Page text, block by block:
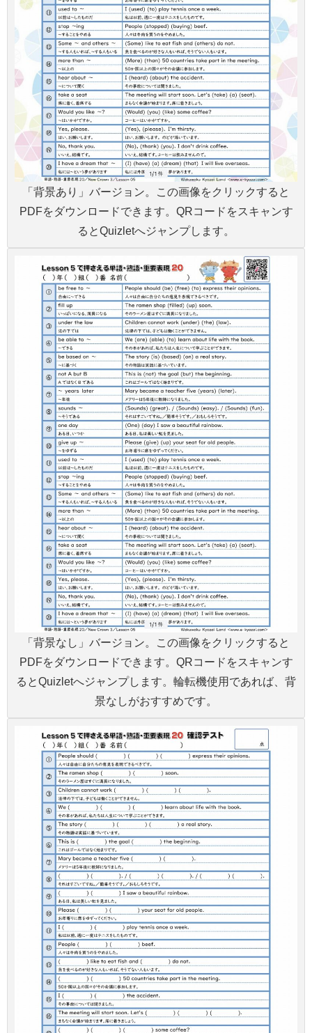
「背景あり」バージョン。この画像をクリックすると
PDFをダウンロードできます。QRコードをスキャンす
るとQuizletへジャンプします。
「背景なし」バージョン。この画像をクリックすると
PDFをダウンロードできます。QRコードをスキャンす
るとQuizletへジャンプします。輪転機使用であれば、背
景なしがおすすめです。